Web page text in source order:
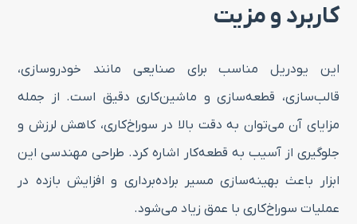
کاربرد و مزیت
این یودریل مناسب برای صنایعی مانند خودروسازی،
قالب‌سازی، قطعه‌سازی و ماشین‌کاری دقیق است. از جمله
مزایای آن می‌توان به دقت بالا در سوراخ‌کاری، کاهش لرزش و
جلوگیری از آسیب به قطعه‌کار اشاره کرد. طراحی مهندسی این
ابزار باعث بهینه‌سازی مسیر براده‌برداری و افزایش بازده در
عملیات سوراخ‌کاری با عمق زیاد می‌شود.